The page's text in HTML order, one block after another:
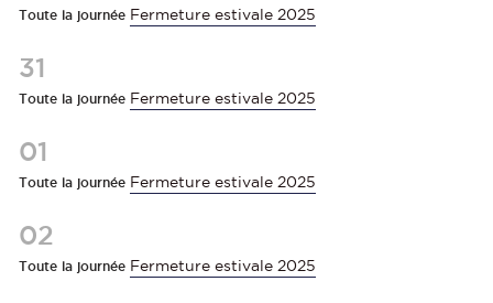
Toute la journée Fermeture estivale 2025
31
Toute la journée Fermeture estivale 2025
01
Toute la journée Fermeture estivale 2025
02
Toute la journée Fermeture estivale 2025